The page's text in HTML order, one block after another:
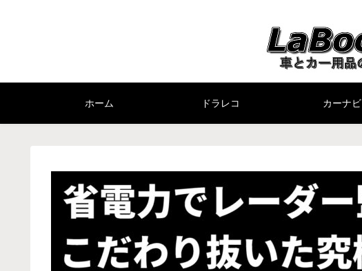
ホーム ドラレコ カーナビ